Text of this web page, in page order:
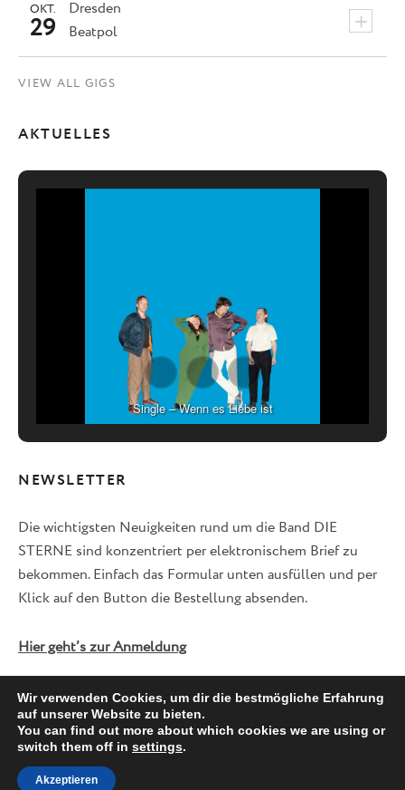
Dresden +
OKT.
29 Beatpol
VIEW ALL GIGS
AKTUELLES
Single – Wenn es Liebe ist
NEWSLETTER
Die wichtigsten Neuigkeiten rund um die Band DIE
STERNE sind konzentriert per elektronischem Brief zu
bekommen. Einfach das Formular unten ausfüllen und per
Klick auf den Button die Bestellung absenden.
Hier geht’s zur Anmeldung
FacebookTwitterInstagram
© 2026 DIE STERNE -
Wir verwenden Cookies, um dir die bestmögliche Erfahrung
auf unserer Website zu bieten.
You can find out more about which cookies we are using or
switch them off in settings.
Akzeptieren